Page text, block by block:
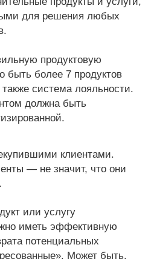
для решения любых
продуктовую
быть более 7 продуктов
система лояльности.
должна быть
клиентами.
— не значит, что они
или услугу
иметь эффективную
потенциальных
Может быть,